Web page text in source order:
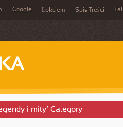
Google Łokciem Spis Treści
i mity’ Category